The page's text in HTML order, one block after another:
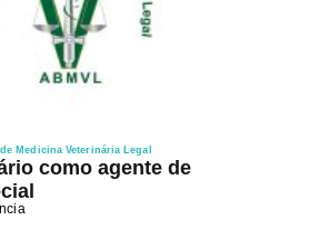
Medicina Veterinária Legal
como agente de